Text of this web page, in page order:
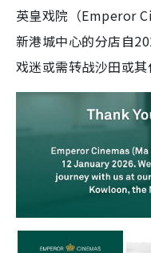
英皇戏院（Emperor
新港城中心的分店自
戏迷或需转战沙田或其